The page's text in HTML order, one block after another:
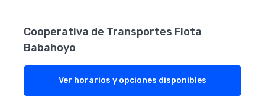
Cooperativa de Transportes Flota
Babahoyo
Ver horarios y opciones disponibles